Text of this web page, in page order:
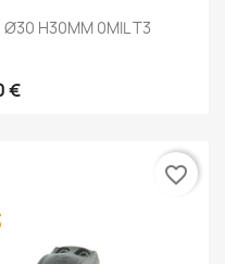
H30MM 0MIL T3
€
favorite_border